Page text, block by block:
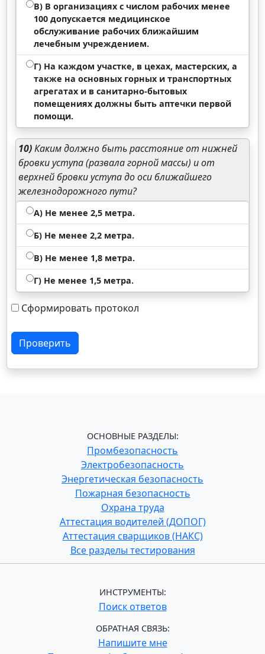
В) В организациях с числом рабочих менее
100 допускается медицинское
обслуживание рабочих ближайшим
лечебным учреждением.
Г) На каждом участке, в цехах, мастерских, а
также на основных горных и транспортных
агрегатах и в санитарно-бытовых
помещениях должны быть аптечки первой
помощи.
10)Каким должно быть расстояние от нижней
бровки уступа (развала горной массы) и от
верхней бровки уступа до оси ближайшего
железнодорожного пути?
А) Не менее 2,5 метра.
Б) Не менее 2,2 метра.
В) Не менее 1,8 метра.
Г) Не менее 1,5 метра.
Сформировать протокол
Проверить
ОСНОВНЫЕ РАЗДЕЛЫ:
Промбезопасность
Электробезопасность
Энергетическая безопасность
Пожарная безопасность
Охрана труда
Аттестация водителей (ДОПОГ)
Аттестация сварщиков (НАКС)
Все разделы тестирования
ИНСТРУМЕНТЫ:
Поиск ответов
ОБРАТНАЯ СВЯЗЬ:
Напишите мне